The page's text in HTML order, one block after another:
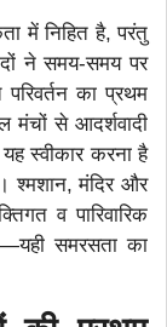
में निहित है, परंतु
ने समय-समय पर
का प्रथम
से आदर्शवादी
स्वीकार करना है
श्मशान, मंदिर और
व पारिवारिक
समरसता का